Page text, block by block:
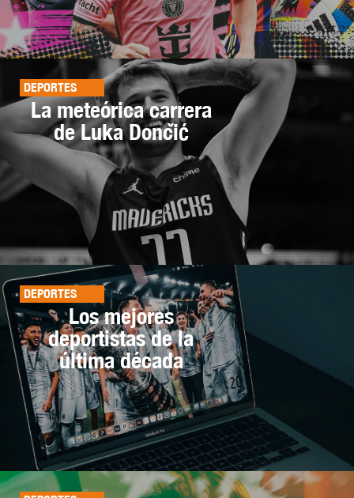
DEPORTES
La meteórica carrera
de Luka Dončić
DEPORTES
Los mejores
deportistas de la
última década